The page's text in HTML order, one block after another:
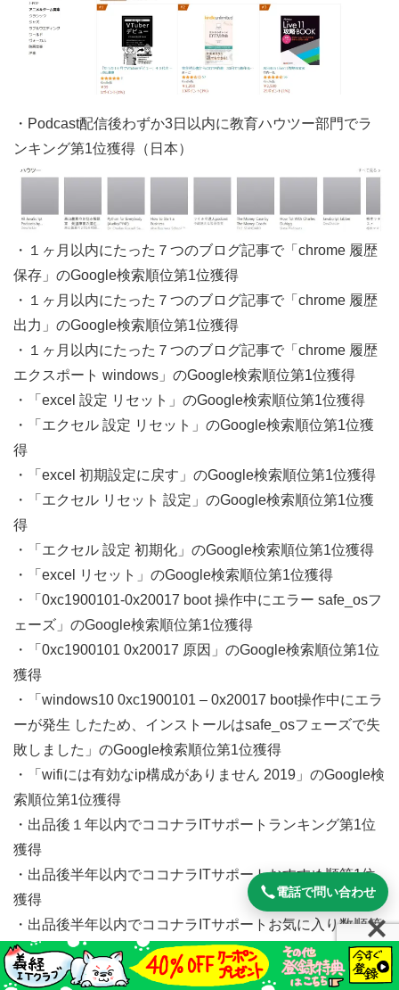
・Podcast配信後わずか3日以内に教育ハウツー部門でラ
ンキング第1位獲得（日本）
・１ヶ月以内にたった７つのブログ記事で「chrome 履歴
保存」のGoogle検索順位第1位獲得
・１ヶ月以内にたった７つのブログ記事で「chrome 履歴
出力」のGoogle検索順位第1位獲得
・１ヶ月以内にたった７つのブログ記事で「chrome 履歴
エクスポート windows」のGoogle検索順位第1位獲得
・「excel 設定 リセット」のGoogle検索順位第1位獲得
・「エクセル 設定 リセット」のGoogle検索順位第1位獲
得
・「excel 初期設定に戻す」のGoogle検索順位第1位獲得
・「エクセル リセット 設定」のGoogle検索順位第1位獲
得
・「エクセル 設定 初期化」のGoogle検索順位第1位獲得
・「excel リセット」のGoogle検索順位第1位獲得
・「0xc1900101-0x20017 boot 操作中にエラー safe_osフ
ェーズ」のGoogle検索順位第1位獲得
・「0xc1900101 0x20017 原因」のGoogle検索順位第1位
獲得
・「windows10 0xc1900101 – 0x20017 boot操作中にエラ
ーが発生 したため、インストールはsafe_osフェーズで失
敗しました」のGoogle検索順位第1位獲得
・「wifiには有効なip構成がありません 2019」のGoogle検
索順位第1位獲得
・出品後１年以内でココナラITサポートランキング第1位
獲得
・出品後半年以内でココナラITサポートおすすめ順第1位
獲得
・出品後半年以内でココナラITサポートお気に入り数順第
1位獲得
・出品後半年以内でココナラセキュリティ対策おすすめ順
電話で問い合わせ